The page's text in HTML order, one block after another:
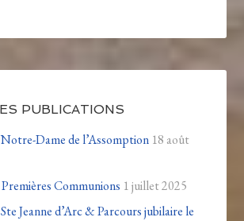
PUBLICATIONS
Dame de l’Assomption 18 août
Communions 1 juillet 2025
Jeanne d’Arc & Parcours jubilaire le